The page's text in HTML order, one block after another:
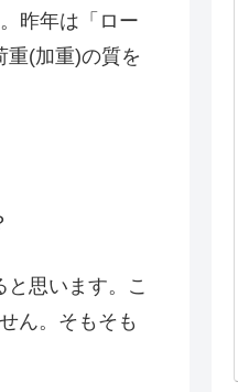
昨年は「ロー
重(加重)の質を
思います。こ
ん。そもそも